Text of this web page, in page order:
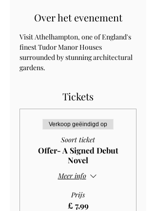
Over het evenement
Visit Athelhampton, one of England's
finest Tudor Manor Houses
surrounded by stunning architectural
gardens.
Tickets
Verkoop geëindigd op
Soort ticket
Offer- A Signed Debut
Novel
Meer info
Prijs
£ 7,99